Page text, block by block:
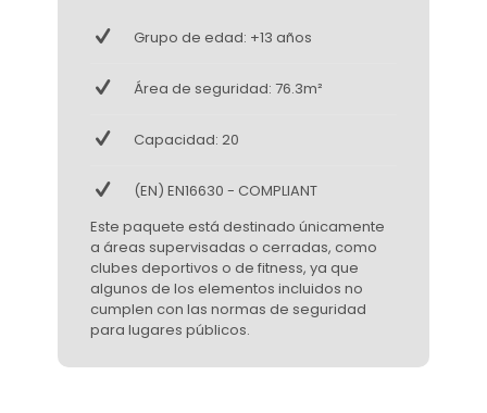
Grupo de edad: +13 años
Área de seguridad: 76.3m²
Capacidad: 20
(EN) EN16630 - COMPLIANT
Este paquete está destinado únicamente
a áreas supervisadas o cerradas, como
clubes deportivos o de fitness, ya que
algunos de los elementos incluidos no
cumplen con las normas de seguridad
para lugares públicos.